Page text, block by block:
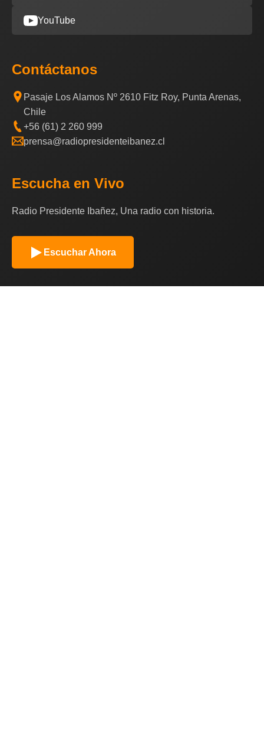
YouTube
Contáctanos
Pasaje Los Alamos Nº 2610 Fitz Roy, Punta Arenas,
Chile
+56 (61) 2 260 999
prensa@radiopresidenteibanez.cl
Escucha en Vivo
Radio Presidente Ibañez, Una radio con historia.
Escuchar Ahora